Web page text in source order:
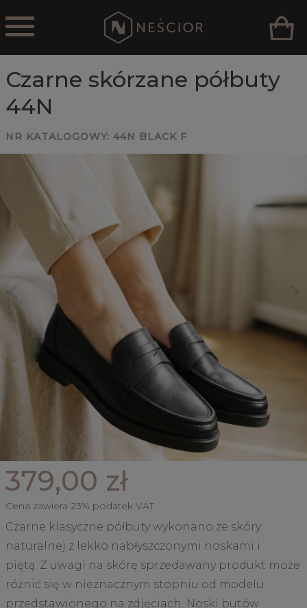
Czarne skórzane półbuty
44N
NR KATALOGOWY: 44N BLACK F
379,00 zł
Cena zawiera 23% podatek VAT
Czarne klasyczne półbuty wykonano ze skóry
naturalnej z lekko nabłyszczonymi noskami i
piętą. Z uwagi na skórę sprzedawany produkt może
różnić się w nieznacznym stopniu od modelu
przedstawionego na zdjęciach. Noski butów